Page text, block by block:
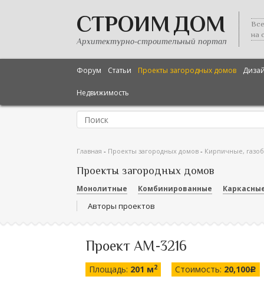
СТРОИМ ДОМ
Архитектурно-строительный портал
на
Форум Статьи Проекты загородных домов
Недвижимость
Главная - Проекты загородных домов - Кирпичные,
Проекты загородных домов
Монолитные Комбинированные
Авторы проектов
Проект AM-3216
Площадь: 201 м2 Стоимость: 20,100c